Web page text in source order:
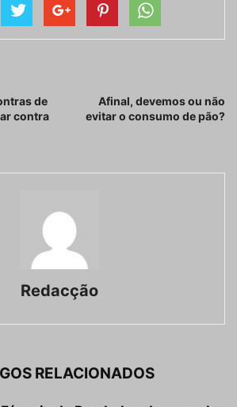
de
contra
Afinal, devemos ou não
evitar o consumo de pão?
Redacção
RELACIONADOS